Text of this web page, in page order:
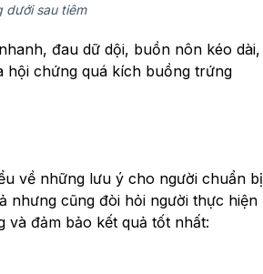
dưới sau tiêm
đau dữ dội, buồn nôn kéo dài,
hội chứng quá kích buồng trứng
về những lưu ý cho người chuẩn bị
nhưng cũng đòi hỏi người thực hiện
và đảm bảo kết quả tốt nhất: